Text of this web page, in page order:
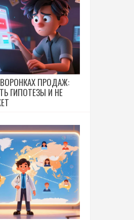
ПРОДАЖ:
ГИПОТЕЗЫ И НЕ